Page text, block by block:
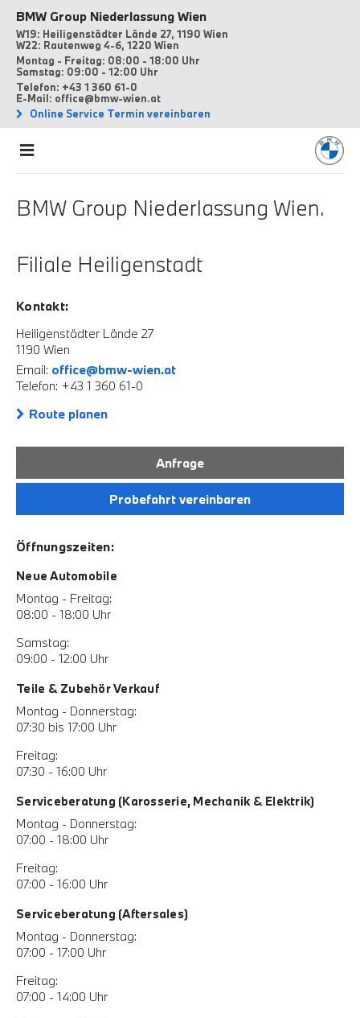
BMW Group Niederlassung Wien
W19: Heiligenstädter Lände 27, 1190 Wien
W22: Rautenweg 4-6, 1220 Wien
Montag - Freitag: 08:00 - 18:00 Uhr
Samstag: 09:00 - 12:00 Uhr
Telefon: +43 1 360 61-0
E-Mail: office@bmw-wien.at
Online Service Termin vereinbaren
BMW Group Niederlassung Wien.
Filiale Heiligenstadt
Kontakt:
Heiligenstädter Lände 27
1190 Wien
Email: office@bmw-wien.at
Telefon: +43 1 360 61-0
Route planen
Anfrage
Probefahrt vereinbaren
Öffnungszeiten:
Neue Automobile
Montag - Freitag:
08:00 - 18:00 Uhr
Samstag:
09:00 - 12:00 Uhr
Teile & Zubehör Verkauf
Montag - Donnerstag:
07:30 bis 17:00 Uhr
Freitag:
07:30 - 16:00 Uhr
Serviceberatung (Karosserie, Mechanik & Elektrik)
Montag - Donnerstag:
07:00 - 18:00 Uhr
Freitag:
07:00 - 16:00 Uhr
Serviceberatung (Aftersales)
Montag - Donnerstag:
07:00 - 17:00 Uhr
Freitag:
07:00 - 14:00 Uhr